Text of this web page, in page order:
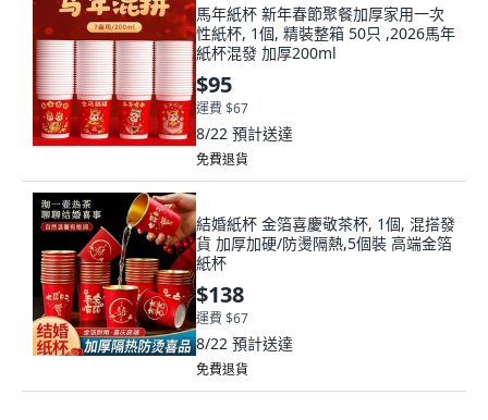
馬年紙杯 新年春節聚餐加厚家用一次
性紙杯, 1個, 精裝整箱 50只 ,2026馬年
紙杯混發 加厚200ml
$95
運費 $67
8/22 預計送達
免費退貨
結婚紙杯 金箔喜慶敬茶杯, 1個, 混搭發
貨 加厚加硬/防燙隔熱,5個裝 高端金箔
紙杯
$138
運費 $67
8/22 預計送達
免費退貨